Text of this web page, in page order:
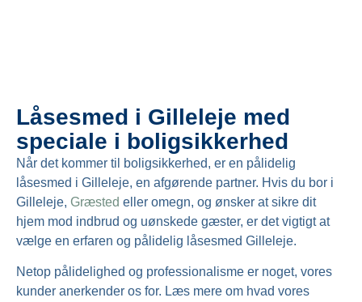
Låsesmed i Gilleleje med
speciale i boligsikkerhed
Når det kommer til boligsikkerhed, er en pålidelig
låsesmed i Gilleleje, en afgørende partner. Hvis du bor i
Gilleleje, Græsted eller omegn, og ønsker at sikre dit
hjem mod indbrud og uønskede gæster, er det vigtigt at
vælge en erfaren og pålidelig låsesmed Gilleleje.
Netop pålidelighed og professionalisme er noget, vores
kunder anerkender os for. Læs mere om hvad vores